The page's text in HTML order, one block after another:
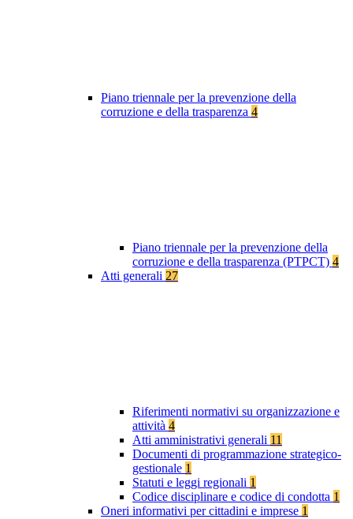
Piano triennale per la prevenzione della
corruzione e della trasparenza 4
Piano triennale per la prevenzione della
corruzione e della trasparenza (PTPCT) 4
Atti generali 27
Riferimenti normativi su organizzazione e
attività 4
Atti amministrativi generali 11
Documenti di programmazione strategico-
gestionale 1
Statuti e leggi regionali 1
Codice disciplinare e codice di condotta 1
Oneri informativi per cittadini e imprese 1